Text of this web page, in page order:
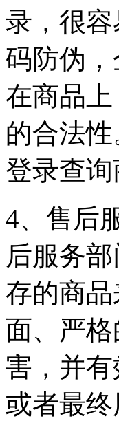
录，很
码防伪
在商品
的合法
登录查询
4、售后
后服务
存的商
面、严
害，并
或者最